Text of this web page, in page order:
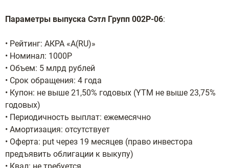
Параметры выпуска Сэтл Групп 002Р-06:
• Рейтинг: АКРА «А(RU)»
• Номинал: 1000Р
• Объем: 5 млрд рублей
• Срок обращения: 4 года
• Купон: не выше 21,50% годовых (YTM не выше 23,75%
годовых)
• Периодичность выплат: ежемесячно
• Амортизация: отсутствует
• Оферта: put через 19 месяцев (право инвестора
предъявить облигации к выкупу)